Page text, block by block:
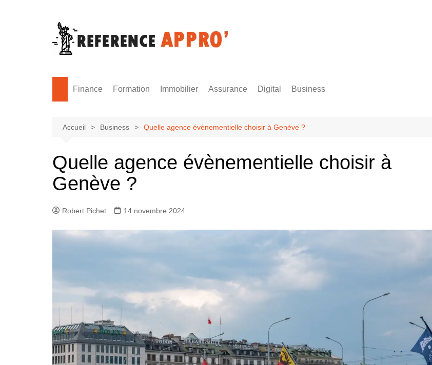
Finance Formation Immobilier Assurance Digital Business
Accueil Business Quelle agence évènementielle choisir à Genève ?
Quelle agence évènementielle choisir à
Genève ?
Robert Pichet 14 novembre 2024